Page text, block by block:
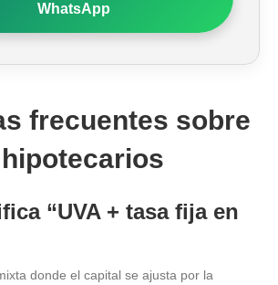
WhatsApp
frecuentes sobre
“UVA + tasa fija en
donde el capital se ajusta por la